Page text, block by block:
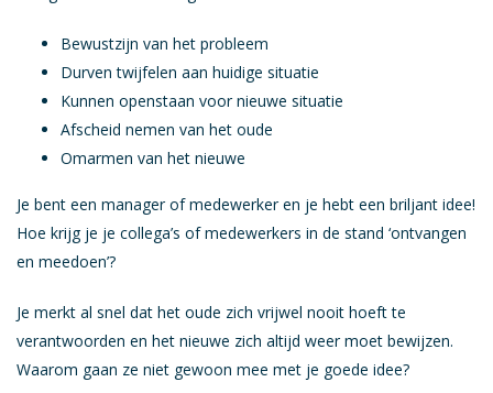
Bewustzijn van het probleem
Durven twijfelen aan huidige situatie
Kunnen openstaan voor nieuwe situatie
Afscheid nemen van het oude
Omarmen van het nieuwe
Je bent een manager of medewerker en je hebt een briljant idee!
Hoe krijg je je collega’s of medewerkers in de stand ‘ontvangen
en meedoen’?
Je merkt al snel dat het oude zich vrijwel nooit hoeft te
verantwoorden en het nieuwe zich altijd weer moet bewijzen.
Waarom gaan ze niet gewoon mee met je goede idee?